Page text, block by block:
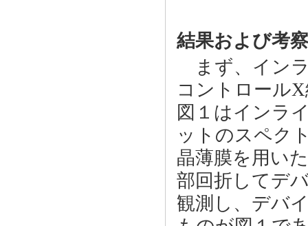
結果および考
まず、イン
コントロール
図１はインラ
ットのスペク
晶薄膜を用い
部回折してデ
観測し、デバ